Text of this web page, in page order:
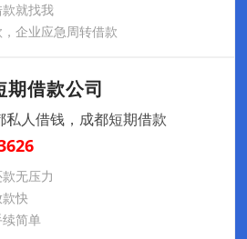
就找我
企业应急周转借款
期借款公司
私人借钱，成都短期借款
无压力
快
简单